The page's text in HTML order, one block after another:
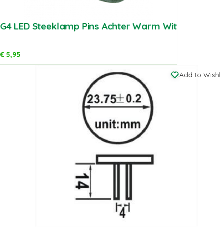
G4 LED Steeklamp Pins Achter Warm Wit
€5,95
Add to